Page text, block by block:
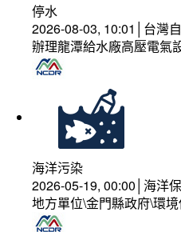
停水
2026-08-03, 10:01│台灣
辦理龍潭給水廠高壓電氣
海洋污染
2026-05-19, 00:00│海洋
地方單位\金門縣政府\環